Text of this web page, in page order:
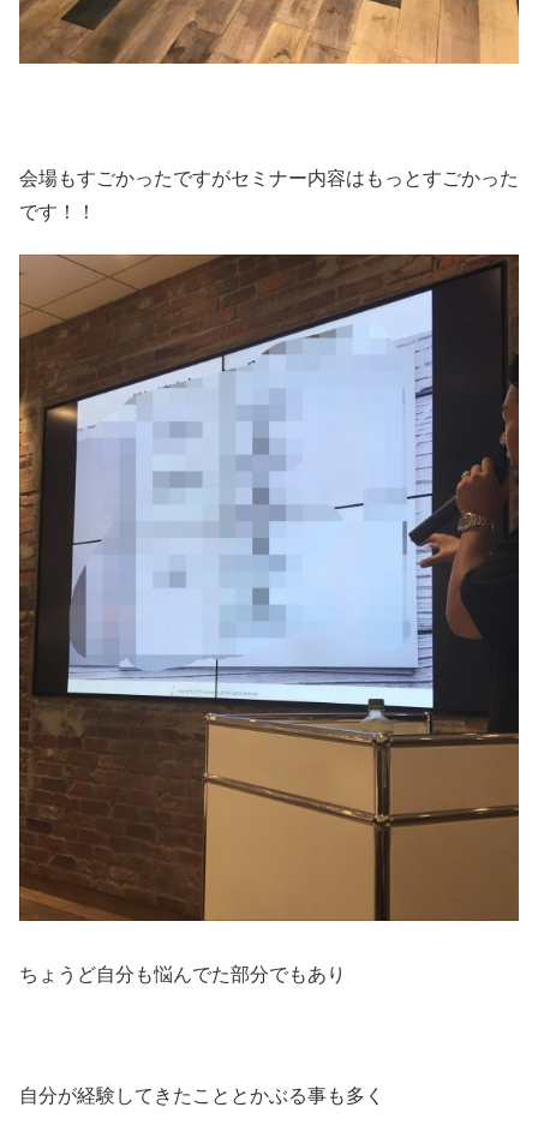
会場もすごかったですがセミナー内容はもっとすごかった
です！！
ちょうど自分も悩んでた部分でもあり
自分が経験してきたこととかぶる事も多く